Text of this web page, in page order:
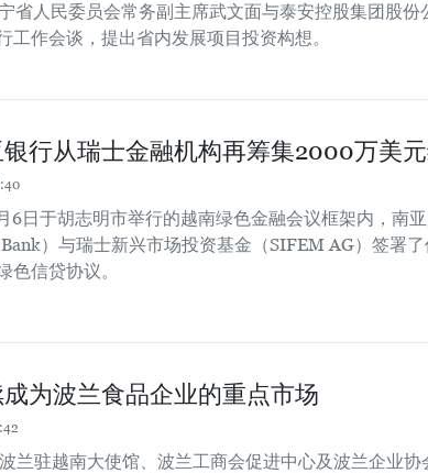
省人民委员会常务副主席武文面与泰安控股集团股份
工作会谈，提出省内发展项目投资构想。
行从瑞士金融机构再筹集2000万美
6日于胡志明市举行的越南绿色金融会议框架内，南
）与瑞士新兴市场投资基金（SIFEM AG）签署
色信贷协议。
为波兰食品企业的重点市场
兰驻越南大使馆、波兰工商会促进中心及波兰企业协